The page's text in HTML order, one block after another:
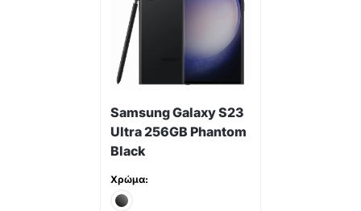
Samsung Galaxy S23
Ultra 256GB Phantom
Black
Χρώμα: